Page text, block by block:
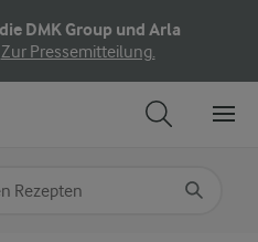
DMK Group und Arla
Zur Pressemitteilung.